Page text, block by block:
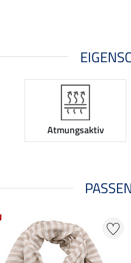
Atmungsaktiv